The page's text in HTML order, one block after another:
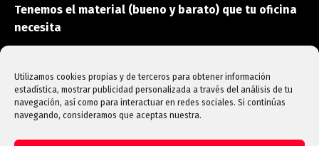
Utilizamos cookies propias y de terceros para obtener información
estadística, mostrar publicidad personalizada a través del análisis de tu
navegación, así como para interactuar en redes sociales. Si continúas
navegando, consideramos que aceptas nuestra.
Tenemos el material (bueno y barato) que tu oficina
necesita
rehabilitación